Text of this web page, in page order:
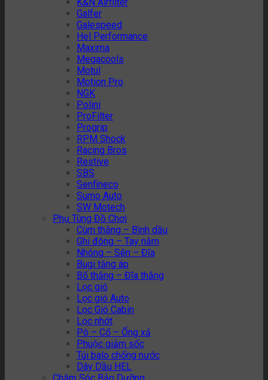
Galfer
Galespeed
Hel Performance
Maxima
Megacools
Motul
Motion Pro
NGK
Polini
ProFilter
Progrip
RPM Shock
Racing Bros
Restive
SBS
Senfineco
Sumo Auto
SW Motech
Phụ Tùng Đồ Chơi
Cùm thắng – Bình dầu
Ghi đông – Tay nắm
Nhông – Sên – Đĩa
Bugi tăng áp
Bố thắng – Đĩa thắng
Lọc gió
Lọc gió Auto
Lọc Gió Cabin
Lọc nhớt
Pô – Cổ – Ống xả
Phuộc giảm sốc
Túi balo chống nước
Dây Dầu HEL